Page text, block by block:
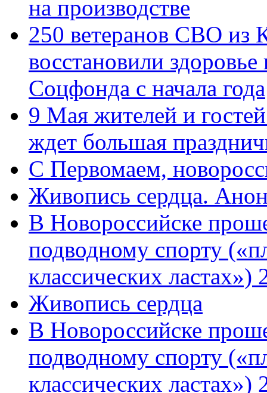
на производстве
250 ветеранов СВО из
восстановили
Соцфонда с начала года
9 Мая жителей и
ждет большая
C Первомаем,
Живопись сердца.
В Новороссийске
подводному спорту
классических
Живопись сердца
В Новороссийске
подводному спорту
классических ластах»)